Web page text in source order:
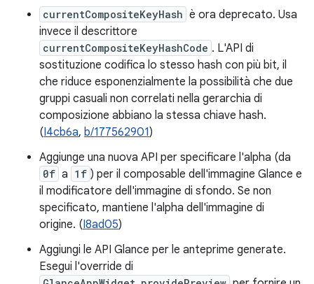
currentCompositeKeyHash è ora deprecato. Usa
invece il descrittore
currentCompositeKeyHashCode . L'API di
sostituzione codifica lo stesso hash con più bit, il
che riduce esponenzialmente la possibilità che due
gruppi casuali non correlati nella gerarchia di
composizione abbiano la stessa chiave hash.
(I4cb6a, b/177562901)
Aggiunge una nuova API per specificare l'alpha (da
0f a 1f ) per il composable dell'immagine Glance e
il modificatore dell'immagine di sfondo. Se non
specificato, mantiene l'alpha dell'immagine di
origine. (I8ad05)
Aggiungi le API Glance per le anteprime generate.
Esegui l'override di